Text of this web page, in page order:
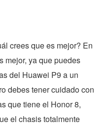
crees que es mejor? En
mejor, ya que puedes
del Huawei P9 a un
debes tener cuidado con
que tiene el Honor 8,
el chasis totalmente